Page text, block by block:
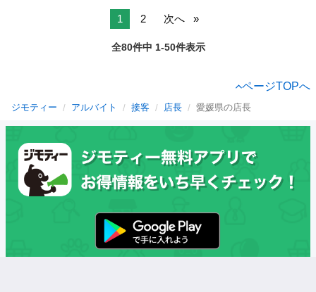
1 2 次へ
全80件中 1-50件表示
ページTOPへ
ジモティー アルバイト 接客 店長 愛媛県の店長